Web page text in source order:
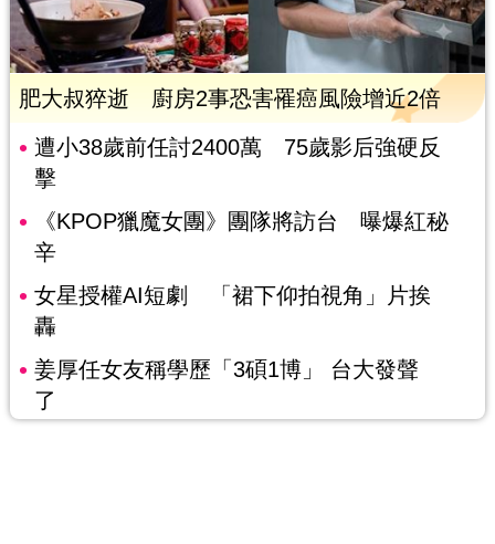
肥大叔猝逝 廚房2事恐害罹癌風險增近2倍
遭小38歲前任討2400萬 75歲影后強硬反
擊
《KPOP獵魔女團》團隊將訪台 曝爆紅秘
辛
女星授權AI短劇 「裙下仰拍視角」片挨
轟
姜厚任女友稱學歷「3碩1博」 台大發聲
了